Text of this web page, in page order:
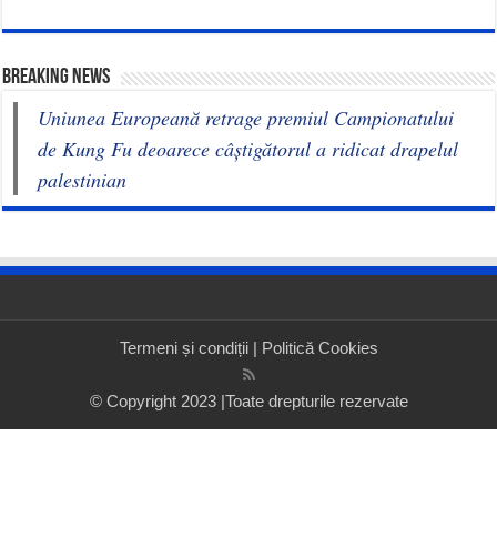
BREAKING NEWS
Uniunea Europeană retrage premiul Campionatului
de Kung Fu deoarece câștigătorul a ridicat drapelul
palestinian
Termeni și condiții| Politică Cookies
© Copyright 2023 |Toate drepturile rezervate